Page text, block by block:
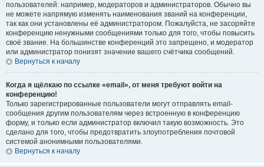
пользователей: например, модераторов и администраторов. Обычно вы
не можете напрямую изменять наименования званий на конференции,
так как они установлены её администратором. Пожалуйста, не засоряйте
конференцию ненужными сообщениями только для того, чтобы повысить
своё звание. На большинстве конференций это запрещено, и модератор
или администратор понизят значение вашего счётчика сообщений.
Вернуться к началу
Когда я щёлкаю по ссылке «email», от меня требуют войти на
конференцию!
Только зарегистрированные пользователи могут отправлять email-
сообщения другим пользователям через встроенную в конференцию
форму, и только если администратор включил такую возможность. Это
сделано для того, чтобы предотвратить злоупотребления почтовой
системой анонимными пользователями.
Вернуться к началу